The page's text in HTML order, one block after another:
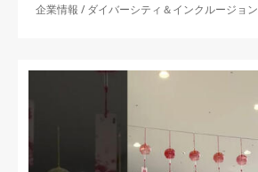
企業情報 ダイバーシティ＆インクルージョン